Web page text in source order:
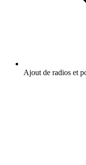
Ajout de radios et